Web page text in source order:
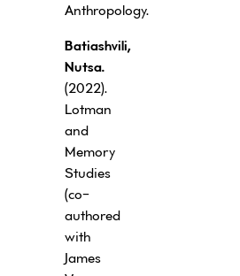
Anthropology.
Batiashvili,
Nutsa.
(2022).
Lotman
and
Memory
Studies
(co-
authored
with
James